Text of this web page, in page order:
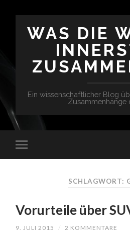
WAS DIE
Ein wissenschaftlicher Blog
Zusammenhänge
SCHLAGWORT:
Vorurteile über
9. JULI 2015 / 2 KOMMENTARE